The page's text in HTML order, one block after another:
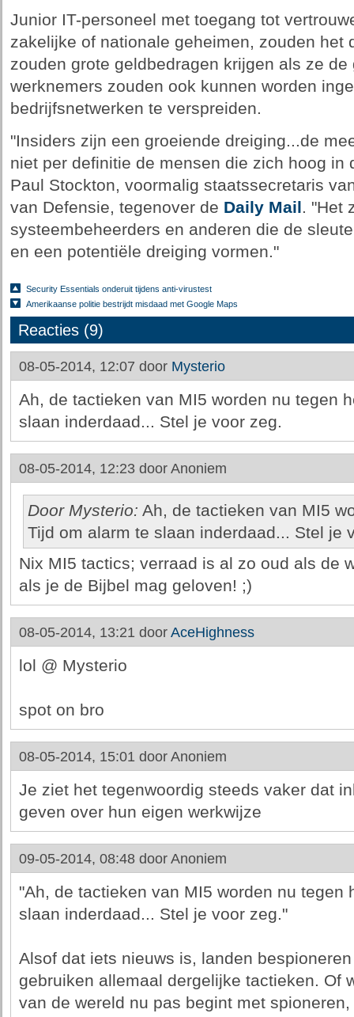
Junior IT-personeel met toegang tot
zakelijke of nationale geheimen, zouden het
zouden grote geldbedragen krijgen als ze
werknemers zouden ook kunnen worden
bedrijfsnetwerken te verspreiden.
"Insiders zijn een groeiende dreiging...de
niet per definitie de mensen die zich hoog in
Paul Stockton, voormalig staatssecretaris
van Defensie, tegenover de Daily Mail. "Het
systeembeheerders en anderen die de
en een potentiële dreiging vormen."
Security Essentials onderuit tijdens anti-virustest
Amerikaanse politie bestrijdt misdaad met Google Maps
Reacties (9)
08-05-2014, 12:07 door Mysterio
Ah, de tactieken van MI5 worden nu tegen
slaan inderdaad... Stel je voor zeg.
08-05-2014, 12:23 door Anoniem
Door Mysterio: Ah, de tactieken van MI5
Tijd om alarm te slaan inderdaad... Stel je
Nix MI5 tactics; verraad is al zo oud als de
als je de Bijbel mag geloven! ;)
08-05-2014, 13:21 door AceHighness
lol @ Mysterio
spot on bro
08-05-2014, 15:01 door Anoniem
Je ziet het tegenwoordig steeds vaker dat
geven over hun eigen werkwijze
09-05-2014, 08:48 door Anoniem
"Ah, de tactieken van MI5 worden nu tegen
slaan inderdaad... Stel je voor zeg."
Alsof dat iets nieuws is, landen
gebruiken allemaal dergelijke tactieken. Of
van de wereld nu pas begint met